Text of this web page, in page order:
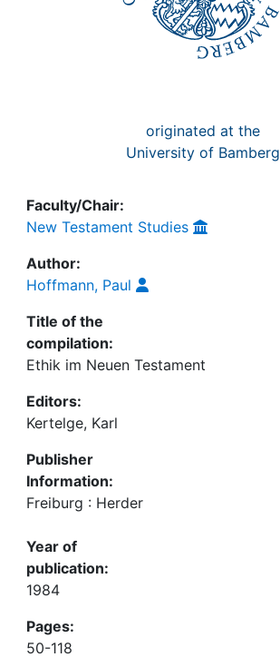
originated at the
University of Bamberg
Faculty/Chair:
New Testament Studies
Author:
Hoffmann, Paul
Title of the
compilation:
Ethik im Neuen Testament
Editors:
Kertelge, Karl
Publisher
Information:
Freiburg : Herder
Year of
publication:
1984
Pages:
50-118